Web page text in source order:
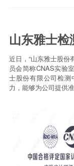
山东雅士检
近日，“山东雅士股份
员会简称CNAS实验
士股份有限公司检
力，能够为公司提供